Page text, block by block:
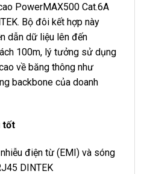
PowerMAX500 Cat.6A
Bộ đôi kết hợp này
dẫn dữ liệu lên đến
100m, lý tưởng sử dụng
về băng thông như
backbone của doanh
tốt
điện từ (EMI) và sóng
DINTEK